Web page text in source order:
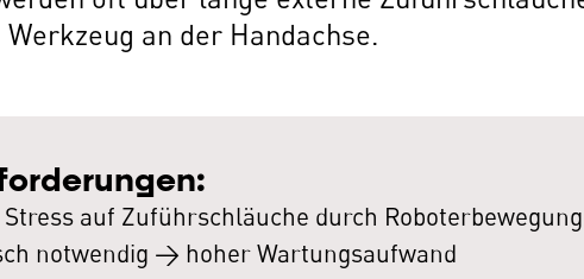
an der Handachse.
auf Zuführschläuche durch Roboterbewegung
notwendig → hoher Wartungsaufwand